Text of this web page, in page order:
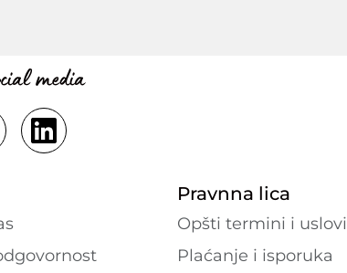
media
Pravnna lica
Opšti termini i uslovi
Plaćanje i isporuka